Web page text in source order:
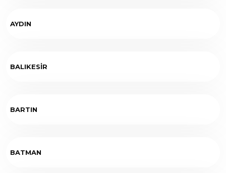
AYDIN
BALIKESİR
BARTIN
BATMAN